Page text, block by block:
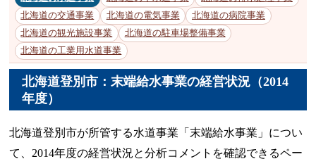
北海道の交通事業
北海道の電気事業
北海道の病院事業
北海道の観光施設事業
北海道の駐車場整備事業
北海道の工業用水道事業
北海道登別市：末端給水事業の経営状況（2014
年度）
北海道登別市が所管する水道事業「末端給水事業」につい
て、2014年度の経営状況と分析コメントを確認できるペー